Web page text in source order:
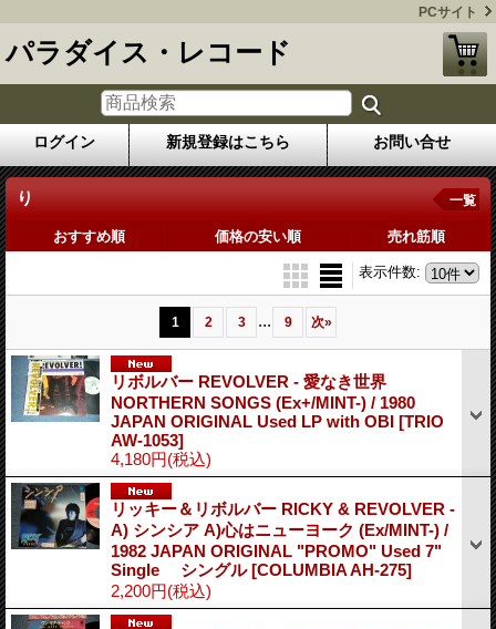
PCサイト
パラダイス・レコード
ログイン 新規登録はこちら お問い合せ
り 一覧
おすすめ順 価格の安い順 売れ筋順
表示件数:
1 2 3 ... 9 次»
リボルバー REVOLVER - 愛なき世界
NORTHERN SONGS (Ex+/MINT-) / 1980
JAPAN ORIGINAL Used LP with OBI [TRIO
AW-1053]
4,180円(税込)
リッキー＆リボルバー RICKY & REVOLVER -
A) シンシア A)心はニューヨーク (Ex/MINT-) /
1982 JAPAN ORIGINAL "PROMO" Used 7"
Single シングル[COLUMBIA AH-275]
2,200円(税込)